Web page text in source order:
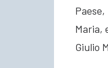
Maria,
Giulio